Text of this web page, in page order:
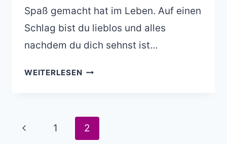
Spaß gemacht hat im Leben. Auf einen
Schlag bist du lieblos und alles
nachdem du dich sehnst ist…
WEITERLESENMIT
NEIN
DANKE!
Seitennavigation
Vorherige
1 2